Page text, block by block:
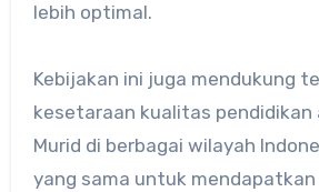
lebih optimal.
Kebijakan ini juga mendukung
kesetaraan kualitas pendidikan
Murid di berbagai wilayah
yang sama untuk